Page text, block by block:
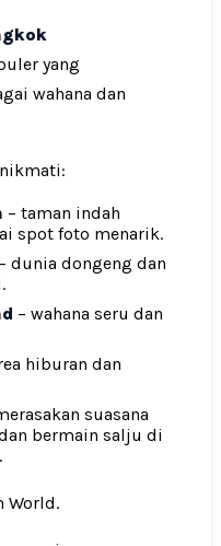
yang
wahana dan
– taman indah
spot foto menarik.
– dunia dongeng dan
– wahana seru dan
hiburan dan
suasana
bermain salju di
World.